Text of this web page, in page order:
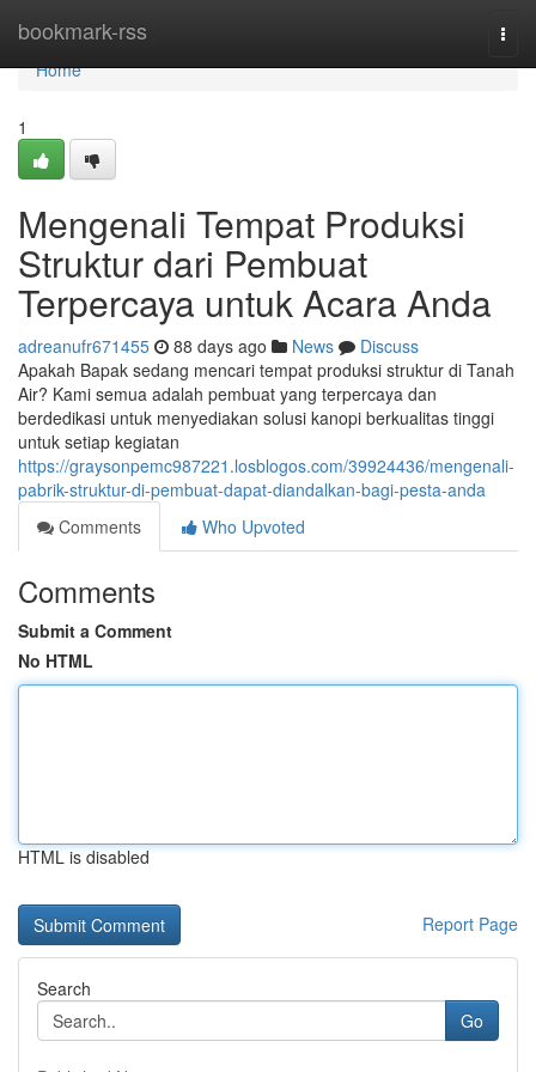
bookmark-rss
Home
Home
1
Mengenali Tempat Produksi
Struktur dari Pembuat
Terpercaya untuk Acara Anda
adreanufr671455 88 days ago News
Discuss
Apakah Bapak sedang mencari tempat produksi struktur di Tanah
Air? Kami semua adalah pembuat yang terpercaya dan
berdedikasi untuk menyediakan solusi kanopi berkualitas tinggi
untuk setiap kegiatan
https://graysonpemc987221.losblogos.com/39924436/mengenali-
pabrik-struktur-di-pembuat-dapat-diandalkan-bagi-pesta-anda
Comments
Who Upvoted
Comments
Submit a Comment
No HTML
HTML is disabled
Report Page
Search
Go